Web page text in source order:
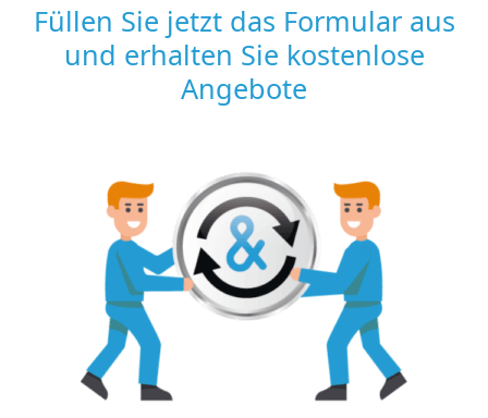
Füllen Sie jetzt das Formular aus
und erhalten Sie kostenlose
Angebote